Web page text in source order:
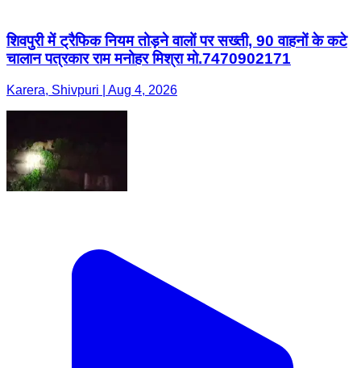
शिवपुरी में ट्रैफिक नियम तोड़ने वालों पर सख्ती, 90 वाहनों के कटे
चालान पत्रकार राम मनोहर मिश्रा मो.7470902171
Karera, Shivpuri | Aug 4, 2026